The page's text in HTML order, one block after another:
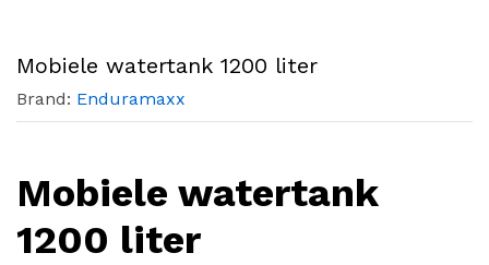
Mobiele watertank 1200 liter
Brand: Enduramaxx
Mobiele watertank
1200 liter